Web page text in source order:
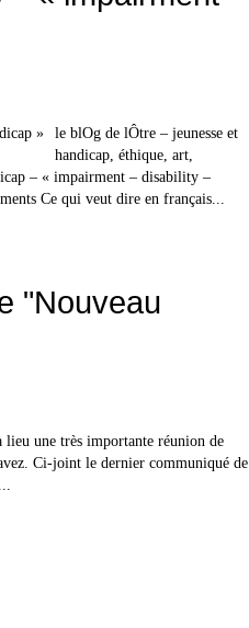
le blOg de lÔtre – jeunesse et
handicap, éthique, art,
– « impairment – disability –
Ce qui veut dire en français...
"Nouveau
une très importante réunion de
Ci-joint le dernier communiqué de